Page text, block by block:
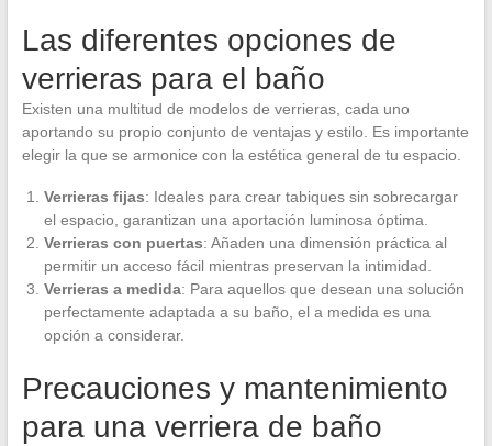
Las diferentes opciones de
verrieras para el baño
Existen una multitud de modelos de verrieras, cada uno
aportando su propio conjunto de ventajas y estilo. Es importante
elegir la que se armonice con la estética general de tu espacio.
Verrieras fijas: Ideales para crear tabiques sin sobrecargar
el espacio, garantizan una aportación luminosa óptima.
Verrieras con puertas: Añaden una dimensión práctica al
permitir un acceso fácil mientras preservan la intimidad.
Verrieras a medida: Para aquellos que desean una solución
perfectamente adaptada a su baño, el a medida es una
opción a considerar.
Precauciones y mantenimiento
para una verriera de baño